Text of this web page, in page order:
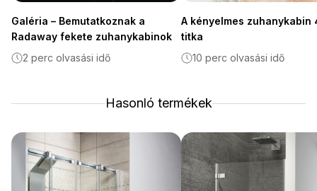
Galéria – Bemutatkoznak a
Radaway fekete zuhanykabinok
2 perc olvasási idő
A kényelmes zuhanykabin
titka
10 perc olvasási idő
Hasonló termékek